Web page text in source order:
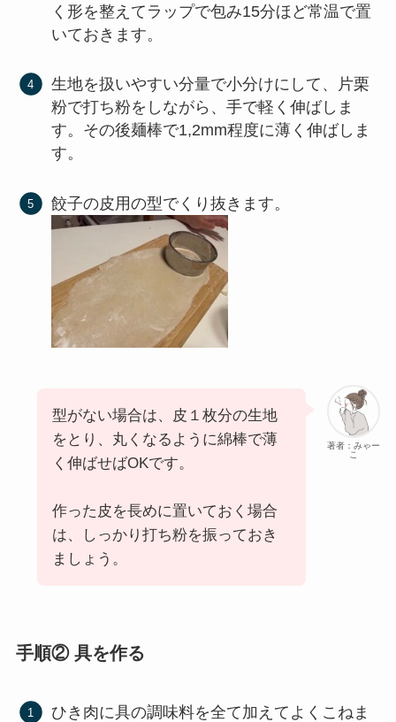
く形を整えてラップで包み15分ほど常温で置
いておきます。
生地を扱いやすい分量で小分けにして、片栗
粉で打ち粉をしながら、手で軽く伸ばしま
す。その後麺棒で1,2mm程度に薄く伸ばしま
す。
餃子の皮用の型でくり抜きます。
著者：みゃー
こ
型がない場合は、皮１枚分の生地
をとり、丸くなるように綿棒で薄
く伸ばせばOKです。
作った皮を長めに置いておく場合
は、しっかり打ち粉を振っておき
ましょう。
手順② 具を作る
ひき肉に具の調味料を全て加えてよくこねま